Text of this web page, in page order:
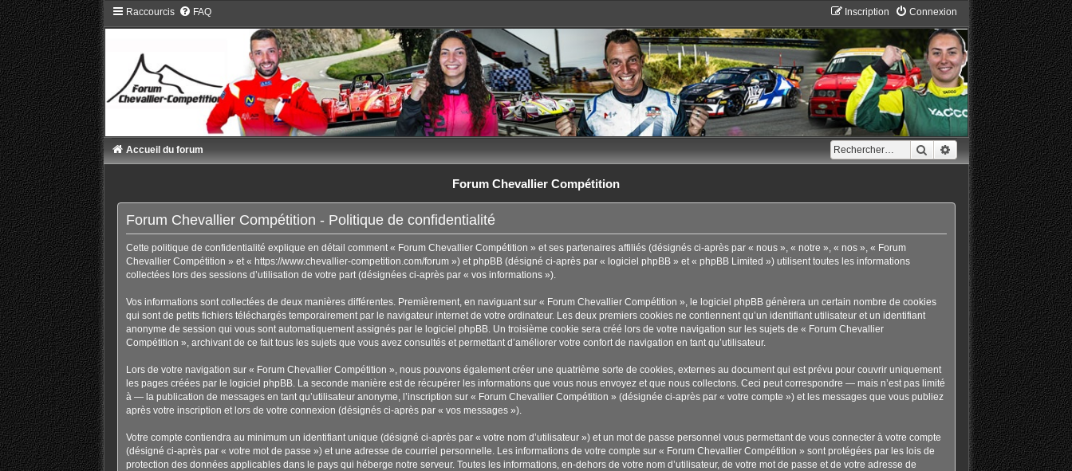
Raccourcis FAQ Connexion
Inscription
RechercherRecherche avancée
Accueil du forum
Forum Chevallier Compétition
Forum Chevallier Compétition - Politique de confidentialité
Cette politique de confidentialité explique en détail comment « Forum Chevallier Compétition » et ses partenaires affiliés (désignés ci-après par « nous », « notre », « nos », « Forum
Chevallier Compétition » et « https://www.chevallier-competition.com/forum ») et phpBB (désigné ci-après par « logiciel phpBB » et « phpBB Limited ») utilisent toutes les informations
collectées lors des sessions d’utilisation de votre part (désignées ci-après par « vos informations »).
Vos informations sont collectées de deux manières différentes. Premièrement, en naviguant sur « Forum Chevallier Compétition », le logiciel phpBB génèrera un certain nombre de cookies
qui sont de petits fichiers téléchargés temporairement par le navigateur internet de votre ordinateur. Les deux premiers cookies ne contiennent qu’un identifiant utilisateur et un identifiant
anonyme de session qui vous sont automatiquement assignés par le logiciel phpBB. Un troisième cookie sera créé lors de votre navigation sur les sujets de « Forum Chevallier
Compétition », archivant de ce fait tous les sujets que vous avez consultés et permettant d’améliorer votre confort de navigation en tant qu’utilisateur.
Lors de votre navigation sur « Forum Chevallier Compétition », nous pouvons également créer une quatrième sorte de cookies, externes au document qui est prévu pour couvrir uniquement
les pages créées par le logiciel phpBB. La seconde manière est de récupérer les informations que vous nous envoyez et que nous collectons. Ceci peut correspondre — mais n’est pas limité
à — la publication de messages en tant qu’utilisateur anonyme, l’inscription sur « Forum Chevallier Compétition » (désignée ci-après par « votre compte ») et les messages que vous publiez
après votre inscription et lors de votre connexion (désignés ci-après par « vos messages »).
Votre compte contiendra au minimum un identifiant unique (désigné ci-après par « votre nom d’utilisateur ») et un mot de passe personnel vous permettant de vous connecter à votre compte
(désigné ci-après par « votre mot de passe ») et une adresse de courriel personnelle. Les informations de votre compte sur « Forum Chevallier Compétition » sont protégées par les lois de
protection des données applicables dans le pays qui héberge notre serveur. Toutes les informations, en-dehors de votre nom d’utilisateur, de votre mot de passe et de votre adresse de